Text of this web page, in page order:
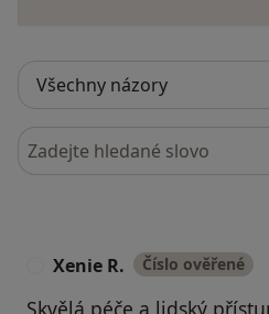
Hledejte v názorech
Xenie R. Číslo ověřené
Skvělá péče a lidský